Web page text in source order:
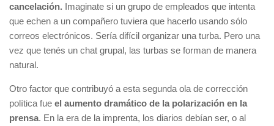
cancelación. Imaginate si un grupo de empleados que intenta
que echen a un compañero tuviera que hacerlo usando sólo
correos electrónicos. Sería difícil organizar una turba. Pero una
vez que tenés un chat grupal, las turbas se forman de manera
natural.
Otro factor que contribuyó a esta segunda ola de corrección
política fue el aumento dramático de la polarización en la
prensa. En la era de la imprenta, los diarios debían ser, o al